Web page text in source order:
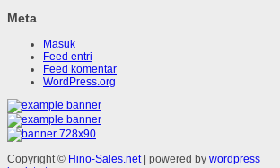
Meta
Masuk
Feed entri
Feed komentar
WordPress.org
Copyright © Hino-Sales.net| powered by wordpress